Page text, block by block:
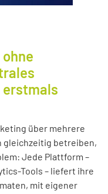
erstmals
über mehrere
gleichzeitig betreiben,
Jede Plattform –
Tools – liefert ihre
mit eigener